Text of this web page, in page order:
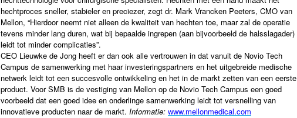
hechtproces sneller, stabieler en preciezer, zegt dr. Mark Vrancken Peeters, CMO van
Mellon, “Hierdoor neemt niet alleen de kwaliteit van hechten toe, maar zal de operatie
tevens minder lang duren, wat bij bepaalde ingrepen (aan bijvoorbeeld de halsslagader)
leidt tot minder complicaties”.
CEO Lieuwke de Jong heeft er dan ook alle vertrouwen in dat vanuit de Novio Tech
Campus de samenwerking met haar investeringspartners en het uitgebreide medische
netwerk leidt tot een succesvolle ontwikkeling en het in de markt zetten van een eerste
product. Voor SMB is de vestiging van Mellon op de Novio Tech Campus een goed
voorbeeld dat een goed idee en onderlinge samenwerking leidt tot versnelling van
innovatieve producten naar de markt. Informatie: www.mellonmedical.com